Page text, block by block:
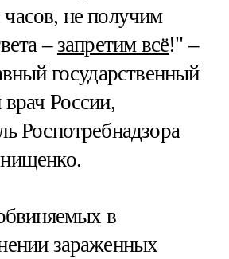
не получим
–запретим всё!" –
государственный
России,
Роспотребнадзора
в
зараженных